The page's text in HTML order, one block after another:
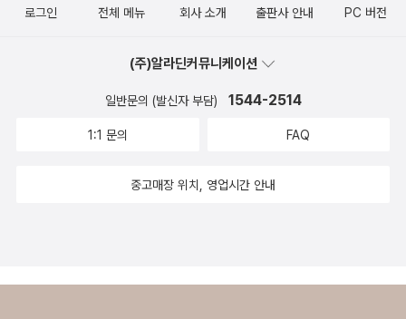
로그인 전체 메뉴 회사 소개 출판사 안내 PC 버전
(주)알라딘커뮤니케이션
일반문의 (발신자 부담) 1544-2514
1:1 문의 FAQ
중고매장 위치, 영업시간 안내